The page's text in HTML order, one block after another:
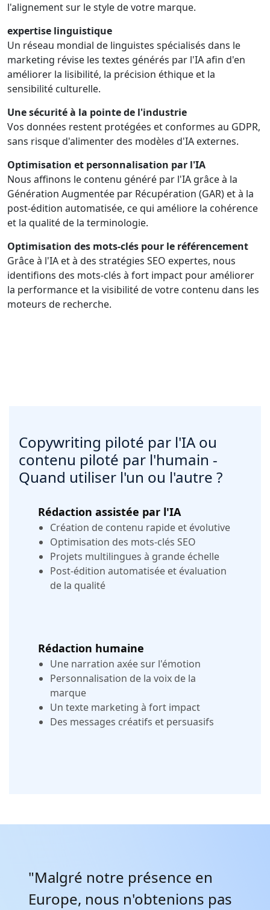
l'alignement sur le style de votre marque.
expertise linguistique
Un réseau mondial de linguistes spécialisés dans le
marketing révise les textes générés par l'IA afin d'en
améliorer la lisibilité, la précision éthique et la
sensibilité culturelle.
Une sécurité à la pointe de l'industrie
Vos données restent protégées et conformes au GDPR,
sans risque d'alimenter des modèles d'IA externes.
Optimisation et personnalisation par l'IA
Nous affinons le contenu généré par l'IA grâce à la
Génération Augmentée par Récupération (GAR) et à la
post-édition automatisée, ce qui améliore la cohérence
et la qualité de la terminologie.
Optimisation des mots-clés pour le référencement
Grâce à l'IA et à des stratégies SEO expertes, nous
identifions des mots-clés à fort impact pour améliorer
la performance et la visibilité de votre contenu dans les
moteurs de recherche.
Copywriting piloté par l'IA ou
contenu piloté par l'humain -
Quand utiliser l'un ou l'autre ?
Rédaction assistée par l'IA
Création de contenu rapide et évolutive
Optimisation des mots-clés SEO
Projets multilingues à grande échelle
Post-édition automatisée et évaluation
de la qualité
Rédaction humaine
Une narration axée sur l'émotion
Personnalisation de la voix de la
marque
Un texte marketing à fort impact
Des messages créatifs et persuasifs
"Malgré notre présence en
Europe, nous n'obtenions pas